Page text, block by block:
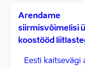
Arendame
siirmisvõimelisi
koostööd
Eesti kaitsevägi